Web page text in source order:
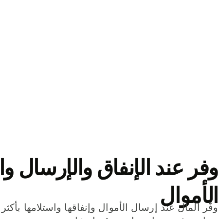
وفر عند الإنفاق والإرسال
الأموال